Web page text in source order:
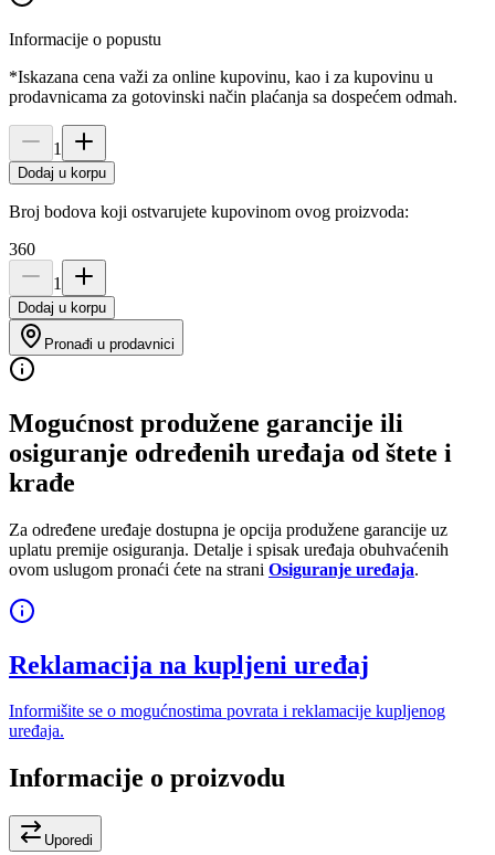
Informacije o popustu
*Iskazana cena važi za online kupovinu, kao i za kupovinu u
prodavnicama za gotovinski način plaćanja sa dospećem odmah.
1
Dodaj u korpu
Broj bodova koji ostvarujete kupovinom ovog proizvoda:
360
1
Dodaj u korpu
Pronađi u prodavnici
Mogućnost produžene garancije ili
osiguranje određenih uređaja od štete i
krađe
Za određene uređaje dostupna je opcija produžene garancije uz
uplatu premije osiguranja. Detalje i spisak uređaja obuhvaćenih
ovom uslugom pronaći ćete na strani Osiguranje uređaja.
Reklamacija na kupljeni uređaj
Informišite se o mogućnostima povrata i reklamacije kupljenog
uređaja.
Informacije o proizvodu
Uporedi